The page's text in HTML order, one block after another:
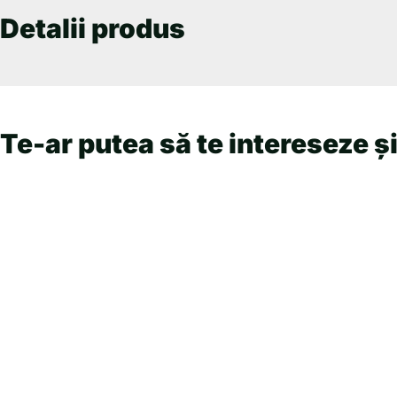
Detalii produs
Te-ar putea să te intereseze